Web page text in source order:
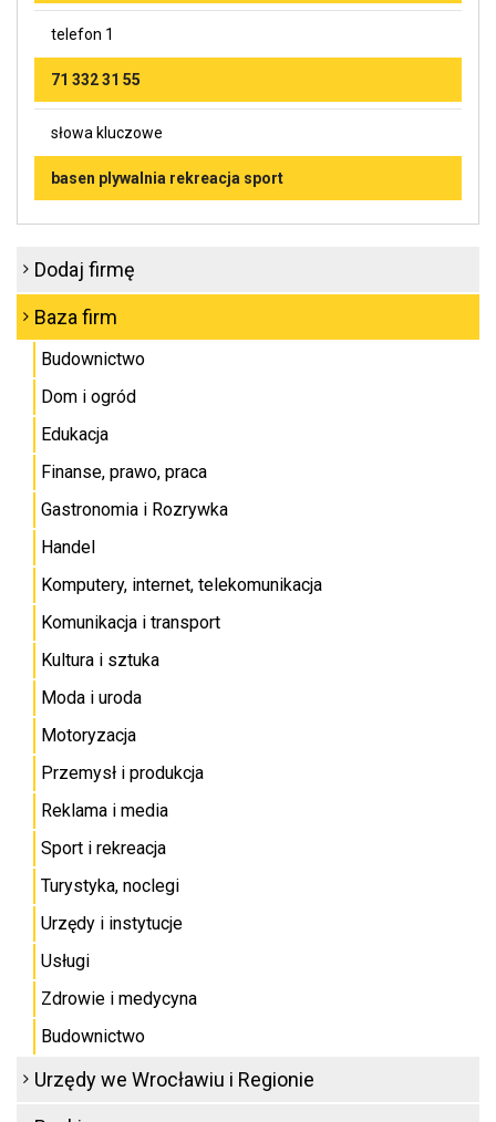
telefon 1
71 332 31 55
słowa kluczowe
basen plywalnia rekreacja sport
Dodaj firmę
Baza firm
Budownictwo
Dom i ogród
Edukacja
Finanse, prawo, praca
Gastronomia i Rozrywka
Handel
Komputery, internet, telekomunikacja
Komunikacja i transport
Kultura i sztuka
Moda i uroda
Motoryzacja
Przemysł i produkcja
Reklama i media
Sport i rekreacja
Turystyka, noclegi
Urzędy i instytucje
Usługi
Zdrowie i medycyna
Budownictwo
Urzędy we Wrocławiu i Regionie